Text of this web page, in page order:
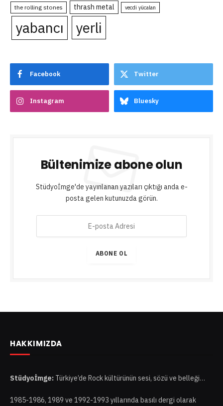
the rolling stones thrash metal vecdi yücalan
yabancı yerli
Facebook Twitter
Instagram Bluesky
Bültenimize abone olun
Stüdyoİmge'de yayınlanan yazıları çıktığı anda e-
posta gelen kutunuzda görün.
r
i
ABONE OL
HAKKIMIZDA
Stüdyoİmge: Türkiye’de Rock kültürünün sesi, sözü ve belleği…
1985-1986, 1989 ve 1992-1993 yıllarında basılı dergi olarak